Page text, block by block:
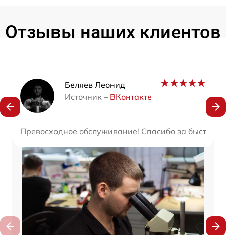
Отзывы наших клиентов
Беляев Леонид
Источник – ВКонтакте
Превосходное обслуживание! Спасибо за быстро
Наши мастера